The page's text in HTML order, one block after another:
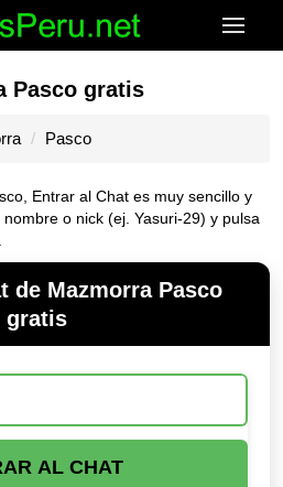
Pasco gratis
Pasco
Entrar al Chat es muy sencillo y
o nick (ej. Yasuri-29) y pulsa
de Mazmorra Pasco
gratis
AL CHAT